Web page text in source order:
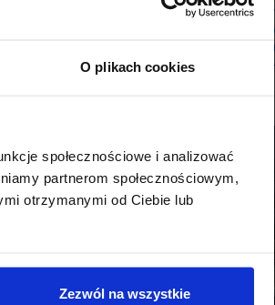
O plikach cookies
społecznościowe i analizować
partnerom społecznościowym,
otrzymanymi od Ciebie lub
Zezwól na wszystkie
3 grzechy
Co
budową firmy, o